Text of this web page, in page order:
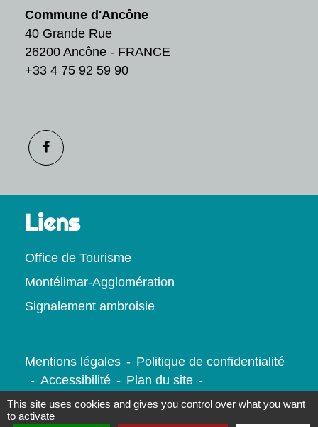
Commune d'Ancône
40 Grande Rue
26200 Ancône - FRANCE
+33 4 75 92 59 90
Liens
Office de Tourisme
Montélimar-Agglomération
Signalement ambroisie
Mentions légales - Politique de confidentialité
- Accessibilité - Plan du site -
Gestion des cookies
This site uses cookies and gives you control over what you want
to activate